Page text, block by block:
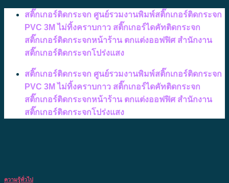
Skip
content
สติ๊กเกอร์ติดกระจก ศูนย์รวมงานพิมพ์สติ๊กเกอร์ติดกระจก
PVC 3M ไม่ทิ้งคราบกาว สติ๊กเกอร์ไดคัทติดกระจก
สติ๊กเกอร์ติดกระจกหน้าร้าน ตกแต่งออฟฟิศ สำนักงาน
สติ๊กเกอร์ติดกระจกโปร่งแสง
สติ๊กเกอร์ติดกระจก ศูนย์รวมงานพิมพ์สติ๊กเกอร์ติดกระจก
PVC 3M ไม่ทิ้งคราบกาว สติ๊กเกอร์ไดคัทติดกระจก
สติ๊กเกอร์ติดกระจกหน้าร้าน ตกแต่งออฟฟิศ สำนักงาน
สติ๊กเกอร์ติดกระจกโปร่งแสง
ความรู้ทั่วไป